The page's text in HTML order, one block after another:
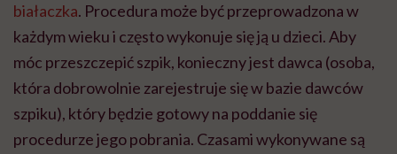
białaczka. Procedura może być przeprowadzona w
każdym wieku i często wykonuje się ją u dzieci. Aby
móc przeszczepić szpik, konieczny jest dawca (osoba,
która dobrowolnie zarejestruje się w bazie dawców
szpiku), który będzie gotowy na poddanie się
procedurze jego pobrania. Czasami wykonywane są